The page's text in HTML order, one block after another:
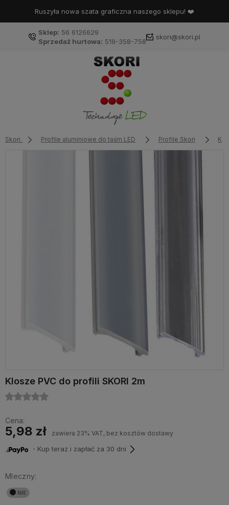
Ruszyła nowa szata graficzna naszego sklepu! ❤️
Sklep: 56 6126629
Sprzedaż hurtowa: 519-358-758
skori@skori.pl
Skori Profile aluminiowe do taśm LED Profile Skori
Klosze PVC do profili SKORI 2m
Cena:
5,98 zł zawiera 23% VAT, bez kosztów dostawy
・Kup teraz i zapłać za 30 dni
Mleczny: